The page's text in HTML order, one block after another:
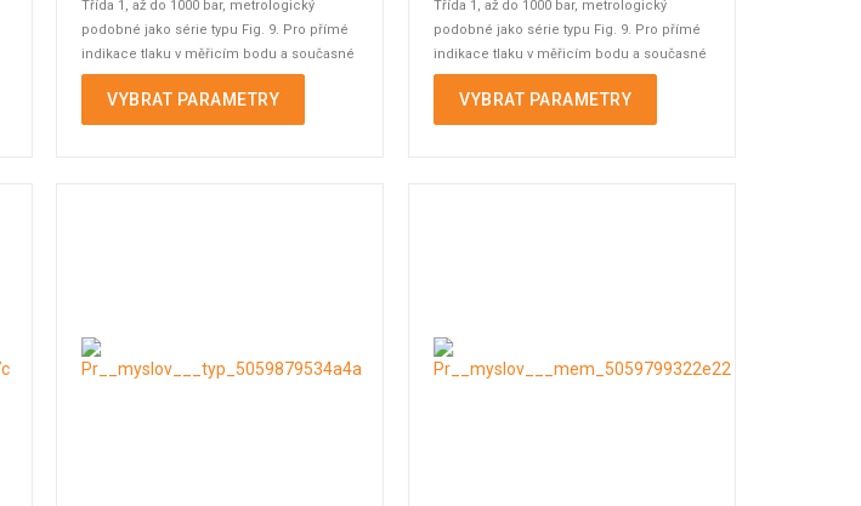
Třída 1, až do 1000 bar, metrologický
podobné jako série typu Fig. 9. Pro přímé
indikace tlaku v měřicím bodu a současné
spínání ...
VYBRAT PARAMETRY
Třída 1, až do 1000 bar, metrologický
podobné jako série typu Fig. 9. Pro přímé
indikace tlaku v měřicím bodu a současné
spínání ...
VYBRAT PARAMETRY